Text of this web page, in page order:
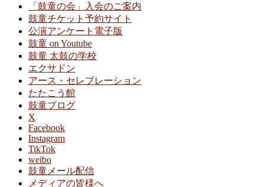
「鼓童の会」入会のご案内
鼓童チケット予約サイト
公演アンケート電子版
鼓童 on Youtube
鼓童 太鼓の学校
エクサドン
アース・セレブレーション
たたこう館
鼓童ブログ
X
Facebook
Instagram
TikTok
weibo
鼓童メール配信
メディアの皆様へ